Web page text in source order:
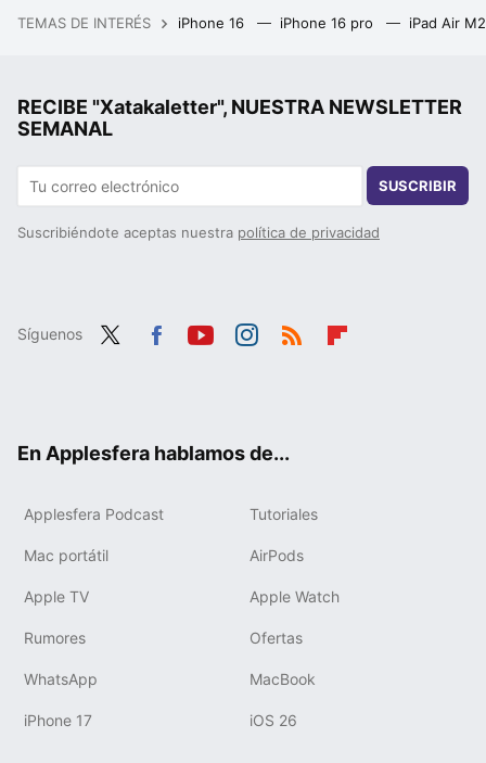
TEMAS DE INTERÉS iPhone 16 iPhone 16 pro iPad Air
RECIBE "Xatakaletter", NUESTRA NEWSLETTER
SEMANAL
SUSCRIBIR
Suscribiéndote aceptas nuestra política de privacidad
Síguenos
En Applesfera hablamos de...
Applesfera Podcast Tutoriales
Mac portátil AirPods
Apple TV Apple Watch
Rumores Ofertas
WhatsApp MacBook
iPhone 17 iOS 26